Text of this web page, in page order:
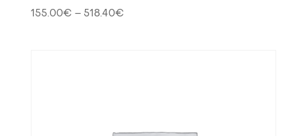
155.00€ – 518.40€